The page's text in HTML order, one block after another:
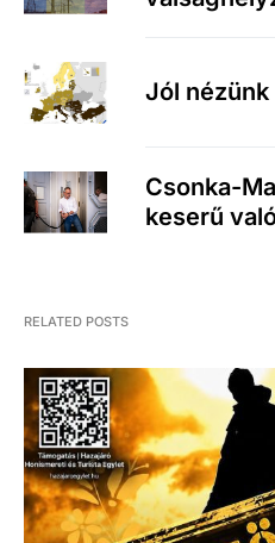
Jól nézünk
Csonka-
keserű
RELATED POSTS